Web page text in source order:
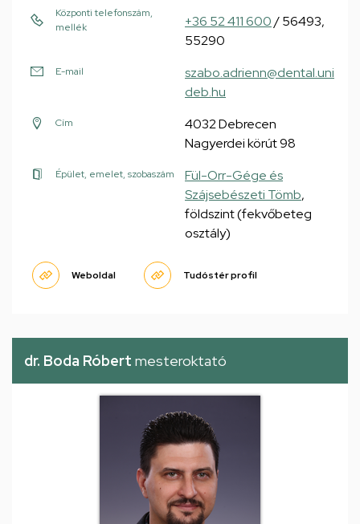
Központi telefonszám,
mellék
+36 52 411 600/ 56493,
55290
E-mail
szabo.adrienn@dental.uni
deb.hu
Cím
4032 Debrecen
Nagyerdei körút 98
Épület, emelet, szobaszám
Fül-Orr-Gége és
Szájsebészeti Tömb,
földszint (fekvőbeteg
osztály)
Weboldal Tudóstér profil
dr. Boda Róbert mesteroktató